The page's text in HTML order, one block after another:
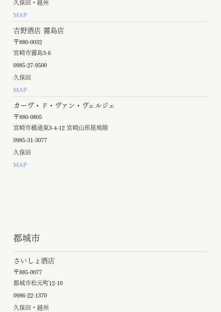
久保田・越州
MAP
吉野酒店 霧島店
〒880-0032
宮崎市霧島3-6
0985-27-9500
久保田
MAP
カーヴ・ド・ヴァン・ヴェルジェ
〒880-0805
宮崎市橘通東3-4-12 宮崎山形屋地階
0985-31-3077
久保田
MAP
都城市
さいしょ酒店
〒885-0077
都城市松元町12-10
0986-22-1370
久保田・越州